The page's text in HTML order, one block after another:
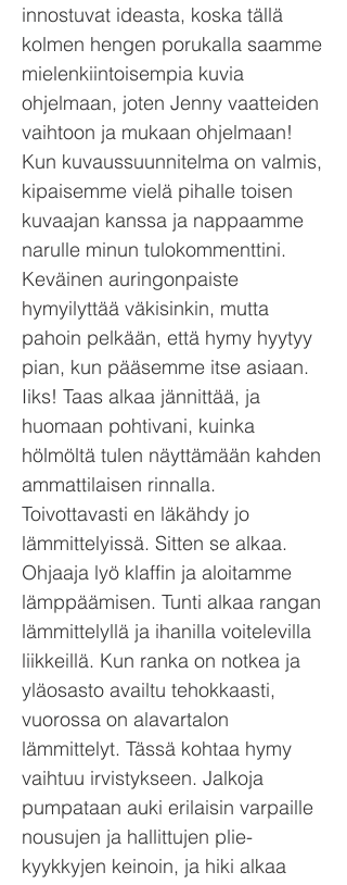
innostuvat ideasta, koska tällä
kolmen hengen porukalla saamme
mielenkiintoisempia kuvia
ohjelmaan, joten Jenny vaatteiden
vaihtoon ja mukaan ohjelmaan!
Kun kuvaussuunnitelma on valmis,
kipaisemme vielä pihalle toisen
kuvaajan kanssa ja nappaamme
narulle minun tulokommenttini.
Keväinen auringonpaiste
hymyilyttää väkisinkin, mutta
pahoin pelkään, että hymy hyytyy
pian, kun pääsemme itse asiaan.
Iiks! Taas alkaa jännittää, ja
huomaan pohtivani, kuinka
hölmöltä tulen näyttämään kahden
ammattilaisen rinnalla.
Toivottavasti en läkähdy jo
lämmittelyissä. Sitten se alkaa.
Ohjaaja lyö klaffin ja aloitamme
lämppäämisen. Tunti alkaa rangan
lämmittelyllä ja ihanilla voitelevilla
liikkeillä. Kun ranka on notkea ja
yläosasto availtu tehokkaasti,
vuorossa on alavartalon
lämmittelyt. Tässä kohtaa hymy
vaihtuu irvistykseen. Jalkoja
pumpataan auki erilaisin varpaille
nousujen ja hallittujen plie-
kyykkyjen keinoin, ja hiki alkaa